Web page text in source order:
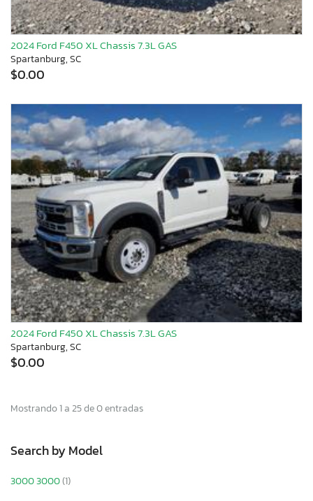
2024 Ford F450 XL Chassis 7.3L GAS
Spartanburg, SC
$0.00
2024 Ford F450 XL Chassis 7.3L GAS
Spartanburg, SC
$0.00
Mostrando 1 a 25 de 0 entradas
Search by Model
3000 3000(1)